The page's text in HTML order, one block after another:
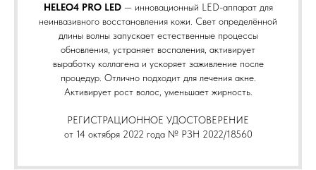
HELEO4 PRO LED— инновационный LED-аппарат для
неинвазивного восстановления кожи. Свет определённой
длины волны запускает естественные процессы
обновления, устраняет воспаления, активирует
выработку коллагена и ускоряет заживление после
процедур. Отлично подходит для лечения акне.
Активирует рост волос, уменьшает жирность.
РЕГИСТРАЦИОННОЕ УДОСТОВЕРЕНИЕ
от 14 октября 2022 года № РЗН 2022/18560